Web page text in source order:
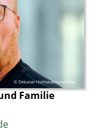
© Dekanat Hochsauerland-Mitte
Familie